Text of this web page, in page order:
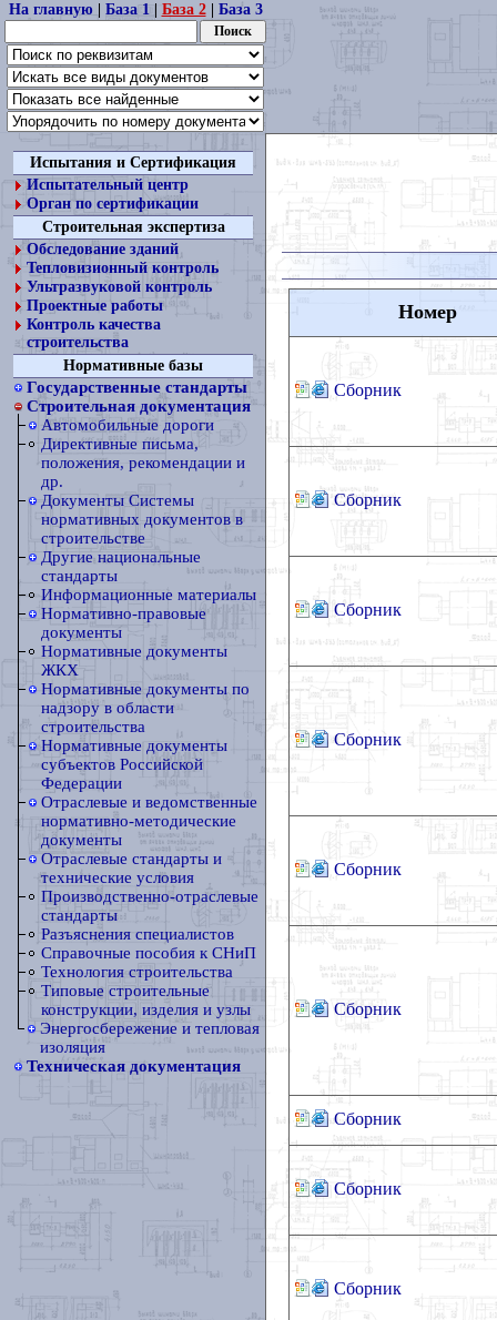
На главную| База 1| База 2| База 3
Испытания и Сертификация
Испытательный центр
Орган по сертификации
Строительная экспертиза
Обследование зданий
Тепловизионный контроль
Ультразвуковой контроль
Проектные работы
Контроль качества
строительства
Нормативные базы
Государственные стандарты
Строительная документация
Автомобильные дороги
Директивные письма,
положения, рекомендации и
др.
Документы Системы
нормативных документов в
строительстве
Другие национальные
стандарты
Информационные материалы
Нормативно-правовые
документы
Нормативные документы
ЖКХ
Нормативные документы по
надзору в области
строительства
Нормативные документы
субъектов Российской
Федерации
Отраслевые и ведомственные
нормативно-методические
документы
Отраслевые стандарты и
технические условия
Производственно-отраслевые
стандарты
Разъяснения специалистов
Справочные пособия к СНиП
Технология строительства
Типовые строительные
конструкции, изделия и узлы
Энергосбережение и тепловая
изоляция
Техническая документация
Номер
Сборник
Сборник
Сборник
Сборник
Сборник
Сборник
Сборник
Сборник
Сборник